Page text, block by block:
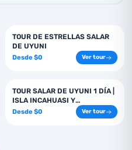
1 días
TOUR DE ESTRELLAS SALAR
DE UYUNI
Desde $0 Ver tour
1 días
TOUR SALAR DE UYUNI 1 DÍA |
ISLA INCAHUASI Y
ATARDECER
Desde $0 Ver tour